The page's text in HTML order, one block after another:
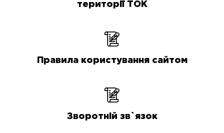
території ТОК
Правила користування сайтом
Зворотній зв`язок